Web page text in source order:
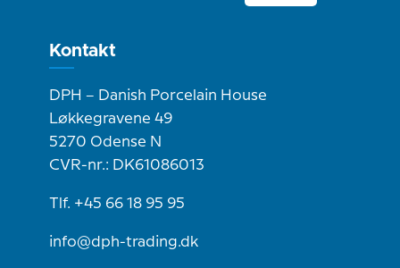
Kontakt
DPH – Danish Porcelain House
Løkkegravene 49
5270 Odense N
CVR-nr.: DK61086013
Tlf. +45 66 18 95 95
info@dph-trading.dk